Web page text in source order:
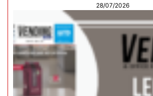
28/07/2026